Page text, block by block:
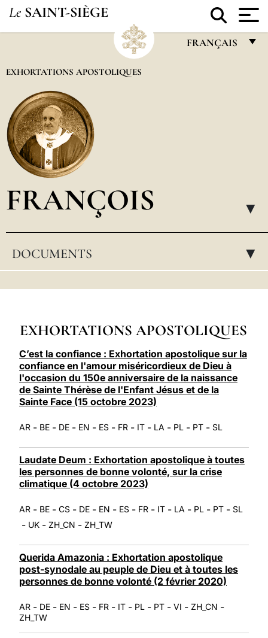
Le SAINT-SIÈGE
FRANÇAIS
العربيّة
EXHORTATIONS APOSTOLIQUES
FRANÇOIS ▸
DOCUMENTS ▸
EXHORTATIONS APOSTOLIQUES
C’est la confiance : Exhortation apostolique sur la
confiance en l'amour miséricordieux de Dieu à
l'occasion du 150e anniversaire de la naissance
de Sainte Thérèse de l'Enfant Jésus et de la
Sainte Face (15 octobre 2023)
AR - BE - DE - EN - ES - FR - IT - LA - PL - PT - SL
Laudate Deum : Exhortation apostolique à toutes
les personnes de bonne volonté, sur la crise
climatique (4 octobre 2023)
AR - BE - CS - DE - EN - ES - FR - IT - LA - PL - PT - SL
- UK - ZH_CN - ZH_TW
Querida Amazonia : Exhortation apostolique
post-synodale au peuple de Dieu et à toutes les
personnes de bonne volonté (2 février 2020)
AR - DE - EN - ES - FR - IT - PL - PT - VI - ZH_CN -
ZH_TW